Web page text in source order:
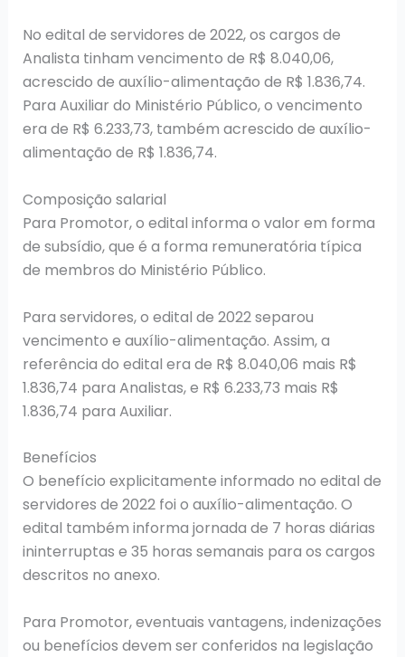
No edital de servidores de 2022, os cargos de
Analista tinham vencimento de R$ 8.040,06,
acrescido de auxílio-alimentação de R$ 1.836,74.
Para Auxiliar do Ministério Público, o vencimento
era de R$ 6.233,73, também acrescido de auxílio-
alimentação de R$ 1.836,74.
Composição salarial
Para Promotor, o edital informa o valor em forma
de subsídio, que é a forma remuneratória típica
de membros do Ministério Público.
Para servidores, o edital de 2022 separou
vencimento e auxílio-alimentação. Assim, a
referência do edital era de R$ 8.040,06 mais R$
1.836,74 para Analistas, e R$ 6.233,73 mais R$
1.836,74 para Auxiliar.
Benefícios
O benefício explicitamente informado no edital de
servidores de 2022 foi o auxílio-alimentação. O
edital também informa jornada de 7 horas diárias
ininterruptas e 35 horas semanais para os cargos
descritos no anexo.
Para Promotor, eventuais vantagens, indenizações
ou benefícios devem ser conferidos na legislação